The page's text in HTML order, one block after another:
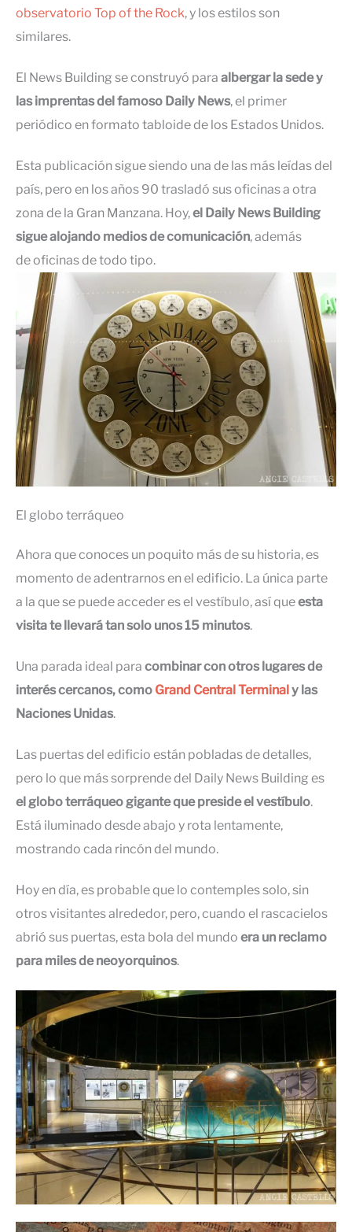
observatorio Top of the Rock, y los estilos son
similares.
El News Building se construyó para albergar la sede y
las imprentas del famoso Daily News, el primer
periódico en formato tabloide de los Estados Unidos.
Esta publicación sigue siendo una de las más leídas del
país, pero en los años 90 trasladó sus oficinas a otra
zona de la Gran Manzana. Hoy,el Daily News Building
sigue alojando medios de comunicación, además
de oficinas de todo tipo.
El globo terráqueo
Ahora que conoces un poquito más de su historia, es
momento de adentrarnos en el edificio. La única parte
a la que se puede acceder es el vestíbulo, así queesta
visita te llevará tan solo unos 15 minutos.
Una parada ideal para combinar con otros lugares de
interés cercanos, como Grand Central Terminaly las
Naciones Unidas.
Las puertas del edificio están pobladas de detalles,
pero lo que más sorprende del Daily News Building es
el globo terráqueo gigante que preside el vestíbulo.
Está iluminado desde abajo y rota lentamente,
mostrando cada rincón del mundo.
Hoy en día, es probable que lo contemples solo, sin
otros visitantes alrededor, pero, cuando el rascacielos
abrió sus puertas, esta bola del mundo era un reclamo
para miles de neoyorquinos.